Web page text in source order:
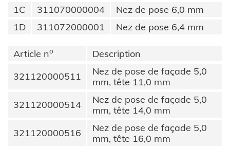
Honsel Umformtechnik
Honsel Fasteners Wuxi, Chine
Honsel France
Honsel partenaire
GROUPE HONSEL
Environnement
Honsel projets
HONSEL THÈMES
Commerce spécialisé
Automobile
Développement
Construction d'outillage
Formage à froid
Traitement ultérieur
Assurance qualité
Logistique
Prêt pour la livraison
SAVOIR-FAIRE
Innovations
Certificates
Agréments techniques
DOMAINES D'APPLICATION
Carrosseries de voitures
Powertrain
SERVICE
SUPPORT
Conseil
Formations
Conseils et astuces
Newsletter
SERVICE D'OUTILLAGE
Maintenance et réparation
L'entretien des installations
TELECHARGEMENTS
TELECHARGEMENTS
Catalogues et matériel d'information
Images
CARRIÈRE
CARRIÈRE @ HONSEL
CONTACT
1C
311070000004
Nez de pose 6,0 mm
1D
311072000001 Nez de pose 6,4 mm
Article no
Description
321120000511
Nez de pose de façade 5,0
mm, tête 11,0 mm
321120000514
Nez de pose de façade 5,0
mm, tête 14,0 mm
321120000516
Nez de pose de façade 5,0
mm, tête 16,0 mm